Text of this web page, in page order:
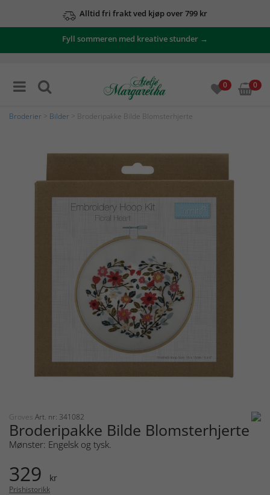
Alltid fri frakt ved kjøp over 799 kr
Fyll sommeren med kreative stunder →
0 0
Broderier Bilder > Broderipakke Bilde Blomsterhjerte
Groves Art. nr: 341082
Broderipakke Bilde Blomsterhjerte
Mønster: Engelsk og tysk.
329 kr
Prishistorikk